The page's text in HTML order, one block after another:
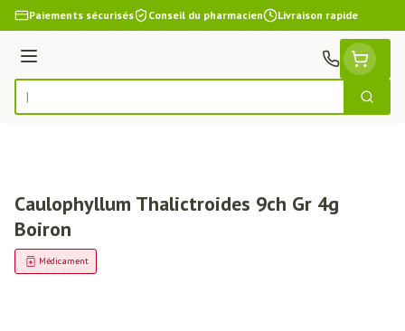
Aller au contenu
Paiements sécurisés Conseil du pharmacien Livraison rapide
Menu
Rechercher
Caulophyllum Thalictroides 9ch Gr 4g
Boiron
Médicament